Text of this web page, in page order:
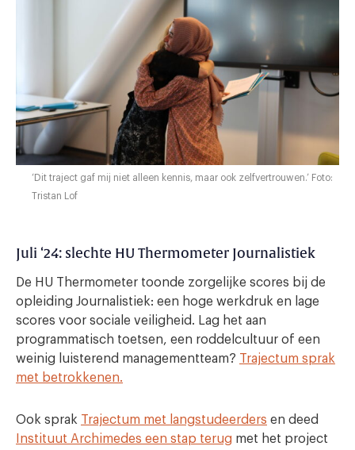
‘Dit traject gaf mij niet alleen kennis, maar ook zelfvertrouwen.’ Foto:
Tristan Lof
Juli ‘24: slechte HU Thermometer Journalistiek
De HU Thermometer toonde zorgelijke scores bij de
opleiding Journalistiek: een hoge werkdruk en lage
scores voor sociale veiligheid. Lag het aan
programmatisch toetsen, een roddelcultuur of een
weinig luisterend managementteam? Trajectum sprak
met betrokkenen.
Ook sprak Trajectum met langstudeerders en deed
Instituut Archimedes een stap terug met het project